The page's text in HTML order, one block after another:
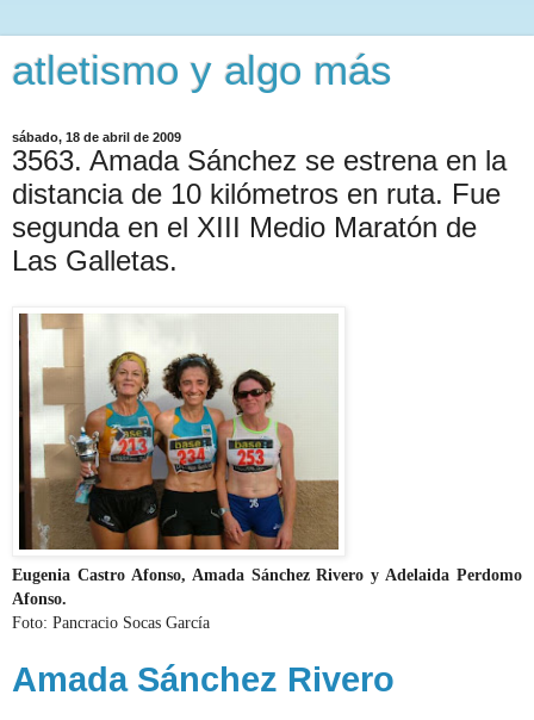
atletismo y algo más
sábado, 18 de abril de 2009
3563. Amada Sánchez se estrena en la
distancia de 10 kilómetros en ruta. Fue
segunda en el XIII Medio Maratón de
Las Galletas.
Eugenia Castro Afonso, Amada Sánchez Rivero y Adelaida Perdomo
Afonso.
Foto: Pancracio Socas García
Amada Sánchez Rivero